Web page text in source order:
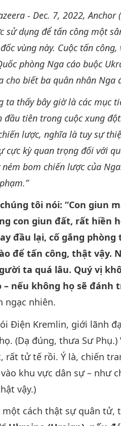
- Dec. 7, 2022, Anchor
sử dụng để tấn công một
vùng này. Cuộc tấn
phòng Nga cáo buộc
cho biết ba quân nhân Nga
ta thấy bây giờ là các mục
đầu tiên trong cuộc xung
lược, nghĩa là tuy sự
cực kỳ quan trọng đối với
bom chiến lược của
tôi nói: “Con giun
con giun đất, rất hiền
đầu lại, cố gắng
để tấn công, thật vậy.
ta quá lâu. Quý vị
nếu không họ sẽ đánh
ngạc nhiên.
Điện Kremlin, giới lãnh
(Dạ đúng, thưa Sư
rất tử tế rồi. Ý là, chiến
khu vực dân sự – như
vậy.)
một cách thật sự quân tử,